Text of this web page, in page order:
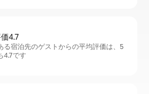
4.7
る宿泊先のゲストからの平均評価は、5
4.7です